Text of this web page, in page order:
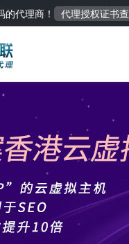
代理商！ 代理授权证书